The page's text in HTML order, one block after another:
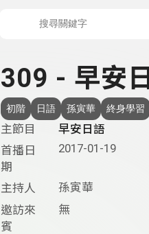
309 - 早安
初階 日語 孫寅華 終身學習
主節目
早安日語
首播日
期
2017-01-19
主持人
孫寅華
邀訪來
賓
無